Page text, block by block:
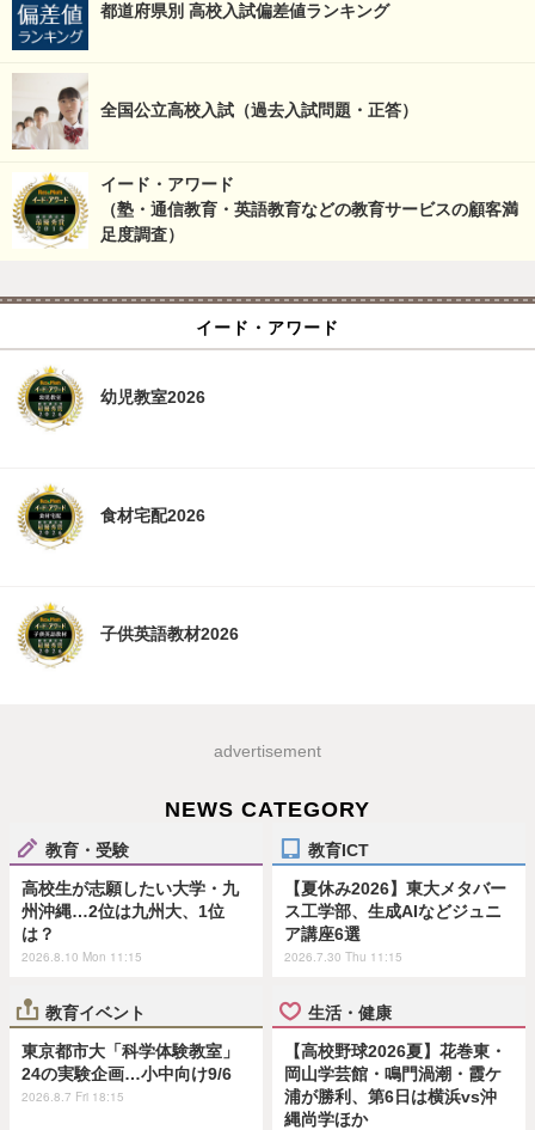
都道府県別 高校入試偏差値ランキング
全国公立高校入試（過去入試問題・正答）
イード・アワード
（塾・通信教育・英語教育などの教育サービスの顧客満
足度調査）
イード・アワード
幼児教室2026
食材宅配2026
子供英語教材2026
advertisement
NEWS CATEGORY
教育・受験
高校生が志願したい大学・九
州沖縄…2位は九州大、1位
は？
2026.8.10 Mon 11:15
教育ICT
【夏休み2026】東大メタバー
ス工学部、生成AIなどジュニ
ア講座6選
2026.7.30 Thu 11:15
教育イベント
東京都市大「科学体験教室」
24の実験企画…小中向け9/6
2026.8.7 Fri 18:15
生活・健康
【高校野球2026夏】花巻東・
岡山学芸館・鳴門渦潮・霞ケ
浦が勝利、第6日は横浜vs沖
縄尚学ほか